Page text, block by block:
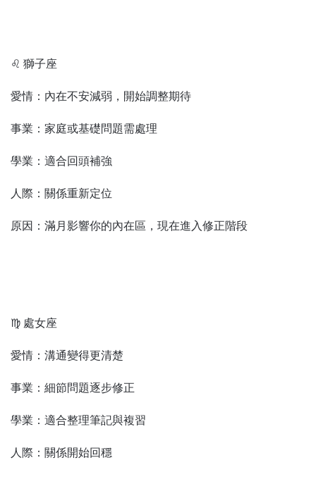
♌ 獅子座
愛情：內在不安減弱，開始調整期待
事業：家庭或基礎問題需處理
學業：適合回頭補強
人際：關係重新定位
原因：滿月影響你的內在區，現在進入修正階段
♍ 處女座
愛情：溝通變得更清楚
事業：細節問題逐步修正
學業：適合整理筆記與複習
人際：關係開始回穩